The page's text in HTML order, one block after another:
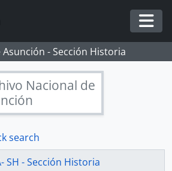
- Sección Historia
Nacional de
search
SH - Sección Historia